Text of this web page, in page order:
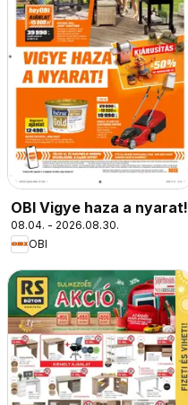
OBI Vigye haza a nyarat!
08.04. - 2026.08.30.
OBI